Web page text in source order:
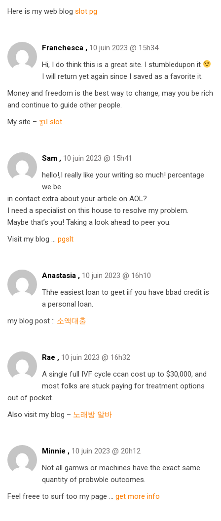
Here is my web blog slot pg
Franchesca , 10 juin 2023 @ 15h34
Hi, I do think this is a great site. I stumbledupon it
I will return yet again since I saved as a favorite it.
Money and freedom is the best way to change, may you be rich
and continue to guide other people.
My site – รูป slot
Sam , 10 juin 2023 @ 15h41
hello!,I really like your writing so much! percentage
we be
in contact extra about your article on AOL?
I need a specialist on this house to resolve my problem.
Maybe that’s you! Taking a look ahead to peer you.
Visit my blog … pgslt
Anastasia , 10 juin 2023 @ 16h10
Thhe easiest loan to geet iif you have bbad credit is
a personal loan.
my blog post :: 소액대출
Rae , 10 juin 2023 @ 16h32
A single full IVF cycle ccan cost up to $30,000, and
most folks are stuck paying for treatment options
out of pocket.
Also visit my blog – 노래방 알바
Minnie , 10 juin 2023 @ 20h12
Not all gamws or machines have the exact same
quantity of probwble outcomes.
Feel freee to surf too my page … get more info